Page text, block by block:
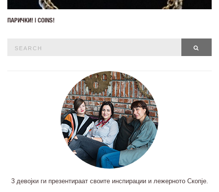
ПАРИЧКИ! | COINS!
3 девојки ги презентираат своите инспирации и лежерното Скопје.